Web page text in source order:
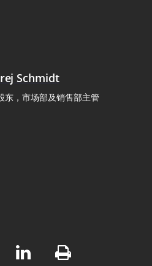
Schmidt
东，市场部及销售部主管